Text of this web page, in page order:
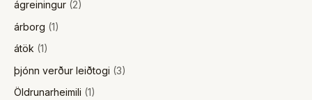
ágreiningur (2)
árborg (1)
átök (1)
þjónn verður leiðtogi (3)
Öldrunarheimili (1)